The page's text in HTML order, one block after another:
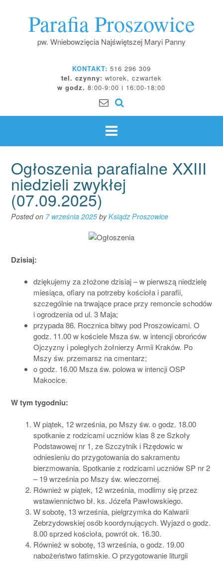
Parafia Proszowice
pw. Wniebowzięcia Najświętszej Maryi Panny
KONTAKT: 516 296 309
tel. czynny: wtorek, czwartek
w godz. 8:00-9:00 i 16:00-18:00
Ogłoszenia parafialne XXIII
niedzieli zwykłej
(07.09.2025)
Posted on 7 września 2025 byKsiądz Proszowice
Dzisiaj:
dziękujemy za złożone dzisiaj – w pierwszą niedzielę
miesiąca, ofiary na potrzeby kościoła i parafii,
szczególnie na trwające prace przy remoncie schodów
i ogrodzenia od ul. 3 Maja;
przypada 86. Rocznica bitwy pod Proszowicami. O
godz. 11.00 w kościele Msza św. w intencji obrońców
Ojczyzny i poległych żołnierzy Armii Kraków. Po
Mszy św. przemarsz na cmentarz;
o godz. 16.00 Msza św. polowa w intencji OSP
Makocice.
W tym tygodniu:
W piątek, 12 września, po Mszy św. o godz. 18.00
spotkanie z rodzicami uczniów klas 8 ze Szkoły
Podstawowej nr 1, ze Szczytnik i Rzędowic w
odniesieniu do przygotowania do sakramentu
bierzmowania. Spotkanie z rodzicami uczniów SP nr 2
– 19 września po Mszy św. wieczornej.
Również w piątek, 12 września, modlimy się przez
wstawiennictwo bł. ks. Józefa Pawłowskiego.
W sobotę, 13 września, pielgrzymka do Kalwarii
Zebrzydowskiej osób koordynujących. Wyjazd o godz.
8.00 sprzed kościoła, powrót ok. 16.30.
Również w sobotę, 13 września, o godz. 19.00
nabożeństwo fatimskie. O przygotowanie liturgii